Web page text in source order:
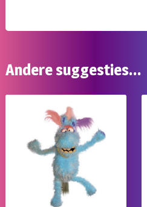
Andere suggesties…